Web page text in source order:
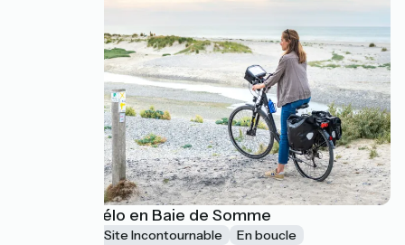
Escapade vélo en Baie de Somme
Site Incontournable En boucle